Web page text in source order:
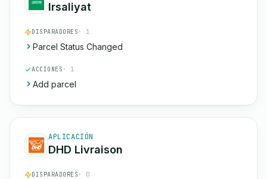
Irsaliyat
DISPARADORES · 1
Parcel Status Changed
ACCIONES · 1
Add parcel
APLICACIÓN
DHD Livraison
DISPARADORES · 0